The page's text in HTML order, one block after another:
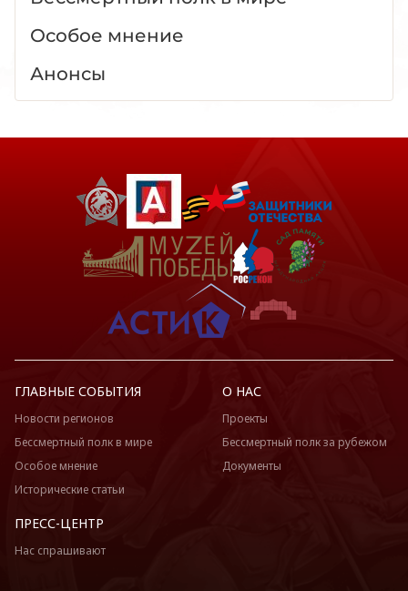
Особое мнение
Анонсы
ГЛАВНЫЕ СОБЫТИЯ
Новости регионов
Бессмертный полк в мире
Особое мнение
Исторические статьи
О НАС
Проекты
Бессмертный полк за рубежом
Документы
ПРЕСС-ЦЕНТР
Нас спрашивают